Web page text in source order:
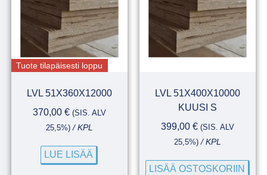
Tuote tilapäisesti loppu
LVL 51X360X12000
370,00 € (SIS. ALV
25,5%)/ KPL
LUE LISÄÄ
LVL 51X400X10000
KUUSI S
399,00€ (SIS. ALV
25,5%) / KPL
LISÄÄ OSTOSKORIIN